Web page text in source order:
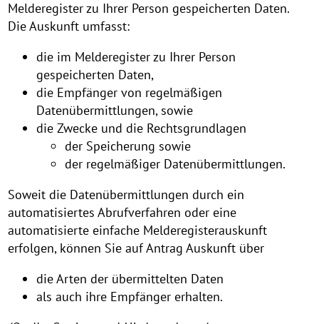
Melderegister zu Ihrer Person gespeicherten Daten.
Die Auskunft umfasst:
die im Melderegister zu Ihrer Person
gespeicherten Daten,
die Empfänger von regelmäßigen
Datenübermittlungen, sowie
die Zwecke und die Rechtsgrundlagen
der Speicherung sowie
der regelmäßiger Datenübermittlungen.
Soweit die Datenübermittlungen durch ein
automatisiertes Abrufverfahren oder eine
automatisierte einfache Melderegisterauskunft
erfolgen, können Sie auf Antrag Auskunft über
die Arten der übermittelten Daten
als auch ihre Empfänger erhalten.